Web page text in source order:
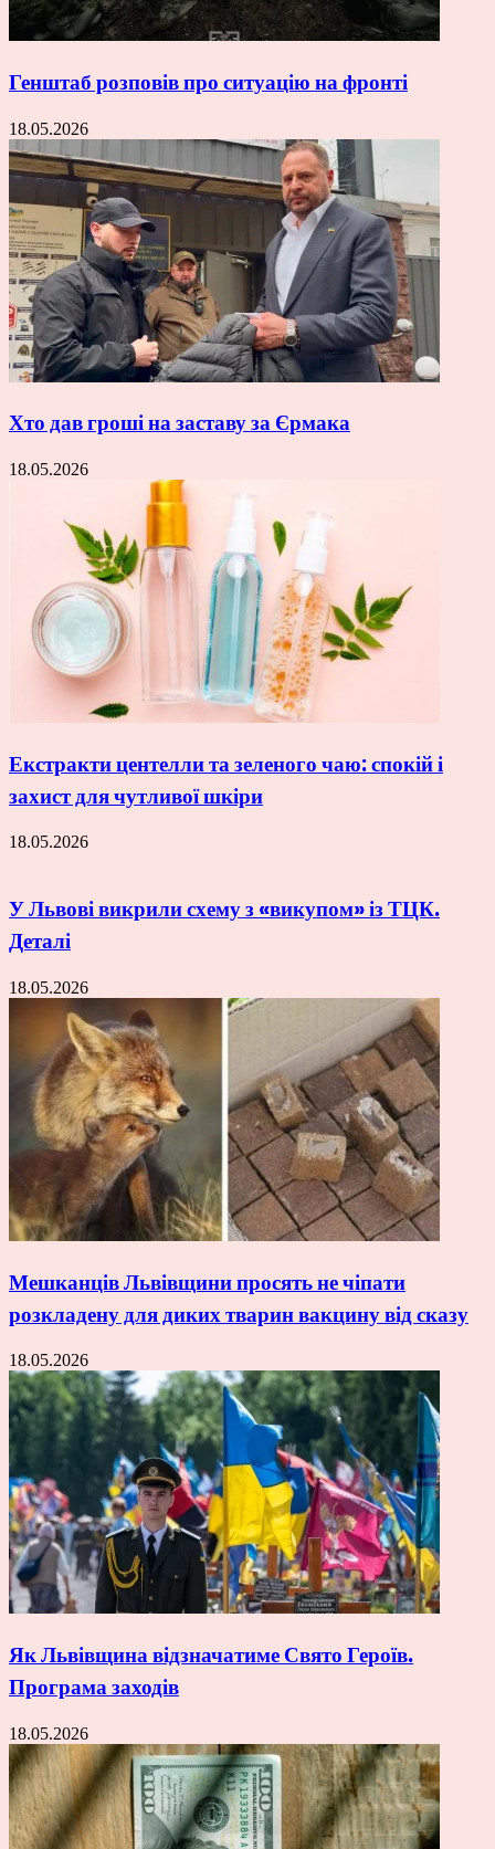
Генштаб розповів про ситуацію на фронті
18.05.2026
Хто дав гроші на заставу за Єрмака
18.05.2026
Екстракти центелли та зеленого чаю: спокій і
захист для чутливої шкіри
18.05.2026
У Львові викрили схему з «викупом» із ТЦК.
Деталі
18.05.2026
Мешканців Львівщини просять не чіпати
розкладену для диких тварин вакцину від сказу
18.05.2026
Як Львівщина відзначатиме Свято Героїв.
Програма заходів
18.05.2026